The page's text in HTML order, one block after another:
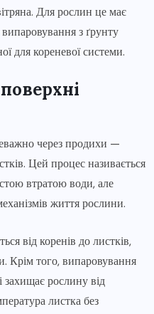
Для рослин це має
з ґрунту
для кореневої системи.
через продихи —
Цей процес називається
втратою води, але
життя рослини.
від коренів до листків,
Крім того, випаровування
захищає рослину від
листка без